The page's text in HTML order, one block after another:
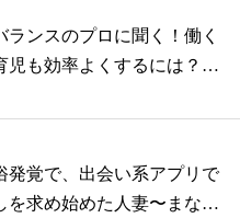
ランスのプロに聞く！働く
児も効率よくするには？
発覚で、出会い系アプリで
を求め始めた人妻〜まなか